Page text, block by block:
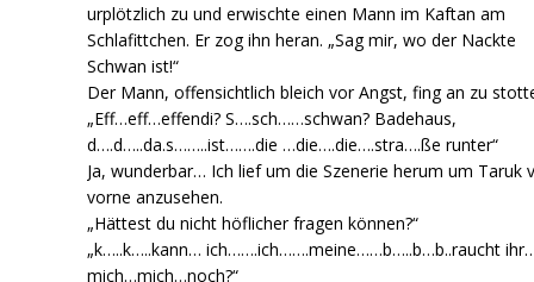
urplötzlich zu und erwischte einen Mann im Kaftan am
Schlafittchen. Er zog ihn heran. „Sag mir, wo der Nackte
Schwan ist!“
Der Mann, offensichtlich bleich vor Angst, fing an zu
„Eff…eff…effendi? S….sch……schwan? Badehaus,
d….d…..da.s……..ist…….die …die….die….stra….ße runter“
Ja, wunderbar… Ich lief um die Szenerie herum um Taruk
vorne anzusehen.
„Hättest du nicht höflicher fragen können?“
„k…..k…..kann… ich…….ich…….meine……b…..b…b..raucht
mich…mich…noch?“